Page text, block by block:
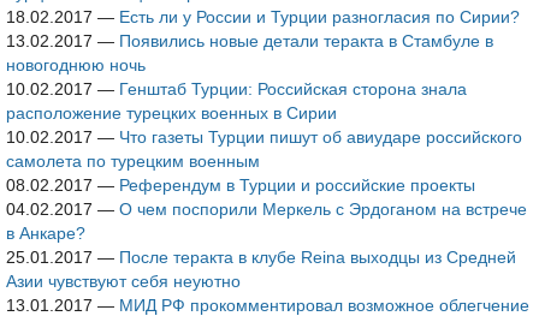
18.02.2017 — Есть ли у России и Турции разногласия по Сирии?
13.02.2017 — Появились новые детали теракта в Стамбуле в
новогоднюю ночь
10.02.2017 — Генштаб Турции: Российская сторона знала
расположение турецких военных в Сирии
10.02.2017 — Что газеты Турции пишут об авиударе российского
самолета по турецким военным
08.02.2017 — Референдум в Турции и российские проекты
04.02.2017 — О чем поспорили Меркель с Эрдоганом на встрече
в Анкаре?
25.01.2017 — После теракта в клубе Reina выходцы из Средней
Азии чувствуют себя неуютно
13.01.2017 — МИД РФ прокомментировал возможное облегчение